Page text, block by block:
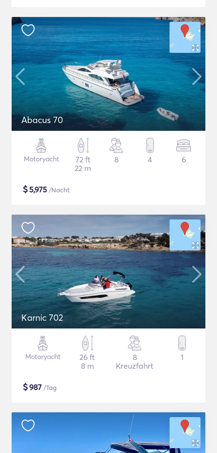
Abacus 70
Motoryacht
72 ft
22 m
8 4 6
$5,975 /Nacht
Karnic 702
Motoryacht
26 ft
8 m
8
Kreuzfahrt
1
$987 /Tag